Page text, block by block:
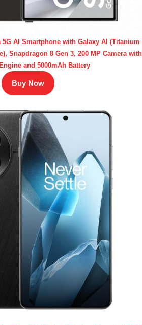
5G AI Smartphone with Galaxy AI (Titanium
Snapdragon 8 Gen 3, 200 MP Camera with
and 5000mAh Battery
Buy Now